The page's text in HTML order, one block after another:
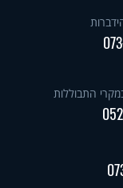
במקרי התבוללות